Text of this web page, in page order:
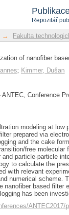
Repozitář
→ Fakulta
of nanofiber
; Kimmer, Dušan
Conference
modeling at low
prepared via
and the cake
free molecular
particle-particle
to calculate the
with relevant
numerical scheme.
nanofiber based filter
has been
ANTEC2017/